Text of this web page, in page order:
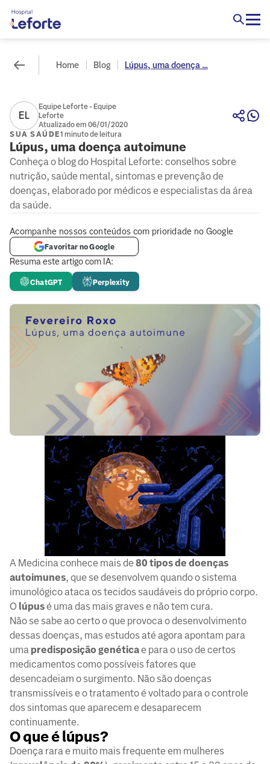
Home Blog Lúpus, uma doença ...
EL
Equipe Leforte - Equipe
Leforte
Atualizado em 06/01/2020
SUA SAÚDE1 minuto de leitura
Lúpus, uma doença autoimune
Conheça o blog do Hospital Leforte: conselhos sobre
nutrição, saúde mental, sintomas e prevenção de
doenças, elaborado por médicos e especialistas da área
da saúde.
Resuma este artigo com IA:
ChatGPT Perplexity
Acompanhe nossos conteúdos com prioridade no Google
Favoritar no Google
A Medicina conhece mais de80 tipos de doenças
autoimunes, que se desenvolvem quando o sistema
imunológico ataca os tecidos saudáveis do próprio corpo.
O lúpusé uma das mais graves e não tem cura.
Não se sabe ao certo o que provoca o desenvolvimento
dessas doenças, mas estudos até agora apontam para
uma predisposição genéticae para o uso de certos
medicamentos como possíveis fatores que
desencadeiam o surgimento. Não são doenças
transmissíveis e o tratamento é voltado para o controle
dos sintomas que aparecem e desaparecem
continuamente.
O que é lúpus?
Doença rara e muito mais frequente em mulheres